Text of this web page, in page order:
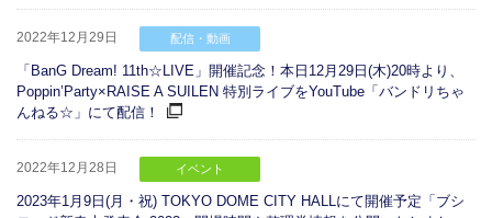
2022年12月29日 配信・動画
「BanG Dream! 11th☆LIVE」開催記念！本日12月29日(木)20時より、
Poppin’Party×RAISE A SUILEN 特別ライブをYouTube「バンドリちゃ
んねる☆」にて配信！
2022年12月28日 イベント
2023年1月9日(月・祝) TOKYO DOME CITY HALLにて開催予定「ブシ